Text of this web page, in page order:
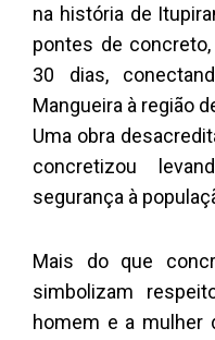
na história de
pontes de
30 dias,
Mangueira à região
Uma obra
concretizou
segurança à
Mais do que
simbolizam
homem e a mulher